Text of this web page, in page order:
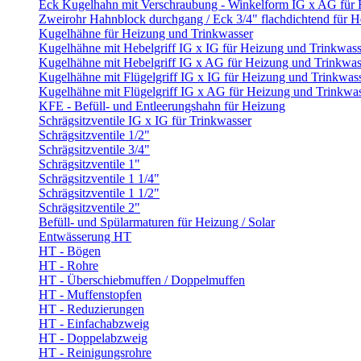
Eck Kugelhahn mit Verschraubung - Winkelform IG x AG für
Zweirohr Hahnblock durchgang / Eck 3/4" flachdichtend für
Kugelhähne für Heizung und Trinkwasser
Kugelhähne mit Hebelgriff IG x IG für Heizung und
Kugelhähne mit Hebelgriff IG x AG für Heizung und
Kugelhähne mit Flügelgriff IG x IG für Heizung und
Kugelhähne mit Flügelgriff IG x AG für Heizung und
KFE - Befüll- und Entleerungshahn für Heizung
Schrägsitzventile IG x IG für Trinkwasser
Schrägsitzventile 1/2"
Schrägsitzventile 3/4"
Schrägsitzventile 1"
Schrägsitzventile 1 1/4"
Schrägsitzventile 1 1/2"
Schrägsitzventile 2"
Befüll- und Spülarmaturen für Heizung / Solar
Entwässerung HT
HT - Bögen
HT - Rohre
HT - Überschiebmuffen / Doppelmuffen
HT - Muffenstopfen
HT - Reduzierungen
HT - Einfachabzweig
HT - Doppelabzweig
HT - Reinigungsrohre